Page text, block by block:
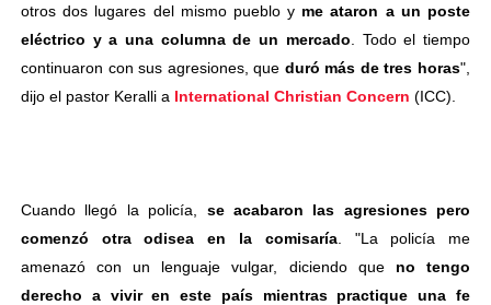
otros dos lugares del mismo pueblo y me ataron a un poste
eléctrico y a una columna de un mercado . Todo el tiempo
continuaron con sus agresiones, que duró más de tres horas",
dijo el pastor Keralli a International Christian Concern (ICC).
Cuando llegó la policía, se acabaron las agresiones pero
comenzó otra odisea en la comisaría. "La policía me
amenazó con un lenguaje vulgar, diciendo que no tengo
derecho a vivir en este país mientras practique una fe